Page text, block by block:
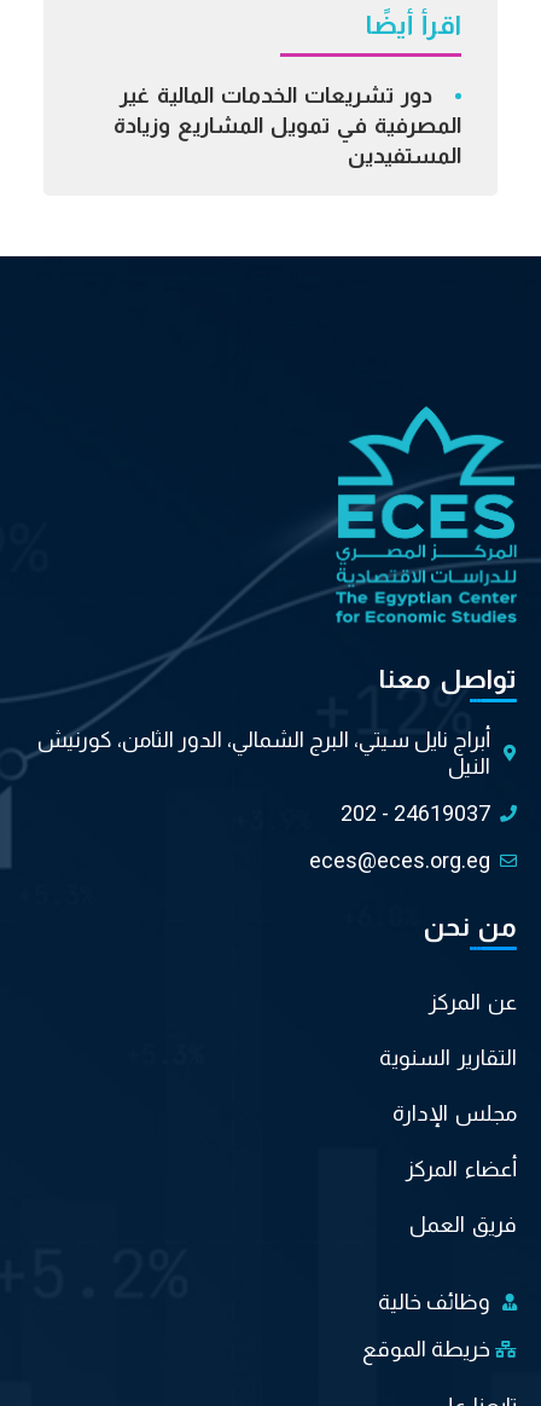
اقرأ أيضًا
دور تشريعات الخدمات المالية غير
المصرفية في تمويل المشاريع وزيادة
المستفيدين
تواصل معنا
أبراج نايل سيتي، البرج الشمالي، الدور الثامن، كورنيش
النيل
202 - 24619037
eces@eces.org.eg
من نحن
عن المركز
التقارير السنوية
مجلس الإدارة
أعضاء المركز
فريق العمل
وظائف خالية
خريطة الموقع